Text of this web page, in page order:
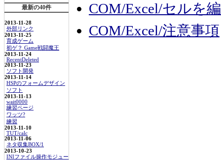
最新の40件
2013-11-28
外部リンク
2013-11-25
育成ゲーム
初ゲ？ Game戦闘魔王
2013-11-24
RecentDeleted
2013-11-23
ソフト開発
2013-11-14
HSPのフォームデザイン
ソフト
2013-11-13
wait0000
練習ページ
ワッツ?
練習
2013-11-10
TUT/calc
2013-11-06
ネタ収集BOX/1
2013-10-23
INIファイル操作モジュー
COM/Excel/セルを
COM/Excel/注意事項